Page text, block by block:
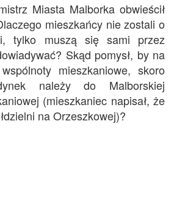
Miasta Malborka obwieścił
mieszkańcy nie zostali o
tylko muszą się sami przez
Skąd pomysł, by na
mieszkaniowe, skoro
należy do Malborskiej
(mieszkaniec napisał, że
na Orzeszkowej)?